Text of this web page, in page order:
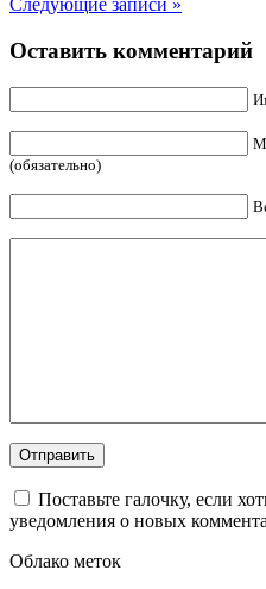
Следующие записи »
Оставить комментарий
(обязательно)
Поставьте галочку, если
уведомления о новых
Облако меток